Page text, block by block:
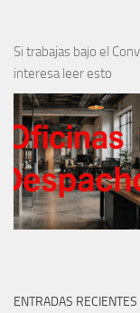
Si trabajas bajo el
interesa leer esto
ENTRADAS RECIENTES